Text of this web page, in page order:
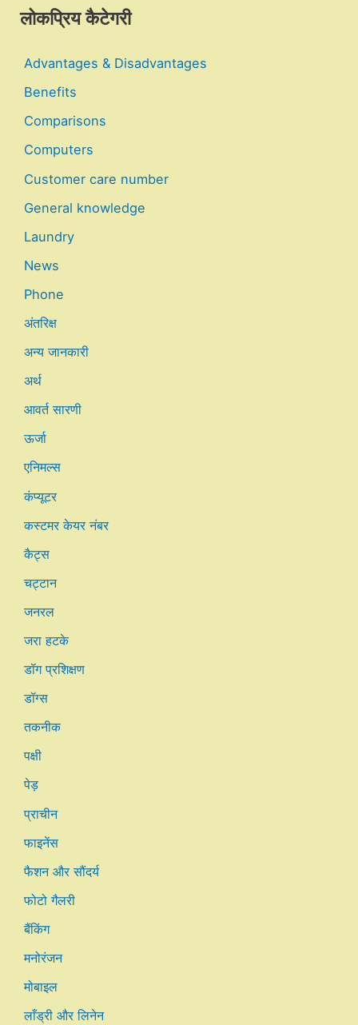
लोकप्रिय कैटेगरी
Advantages & Disadvantages
Benefits
Comparisons
Computers
Customer care number
General knowledge
Laundry
News
Phone
अंतरिक्ष
अन्य जानकारी
अर्थ
आवर्त सारणी
ऊर्जा
एनिमल्स
कंप्यूटर
कस्टमर केयर नंबर
कैट्स
चट्टान
जनरल
जरा हटके
डॉग प्रशिक्षण
डॉग्स
तकनीक
पक्षी
पेड़
प्राचीन
फाइनेंस
फैशन और सौंदर्य
फोटो गैलरी
बैंकिंग
मनोरंजन
मोबाइल
लाँड्री और लिनेन